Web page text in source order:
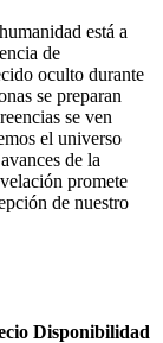
está a
de
oculto durante
se preparan
se ven
el universo
de la
promete
de nuestro
Disponibilidad